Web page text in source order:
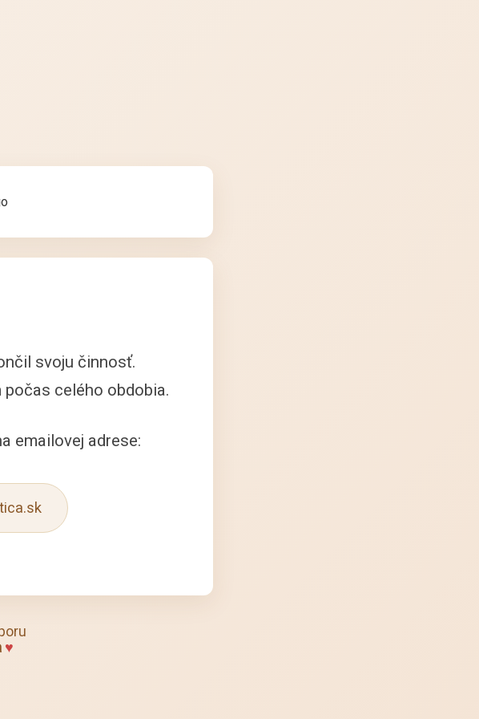
svoju činnosť.
počas celého obdobia.
emailovej adrese:
♥